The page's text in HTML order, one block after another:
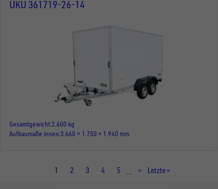
UKU 361719-26-14
Gesamtgewicht 2.600 kg
Aufbaumaße innen 3.660 × 1.750 × 1.940 mm
Aktuelle
1 Seite
2 Seite
3 Seite
4 Seite
5 …
Nächste
››
Letzte
Letzte »